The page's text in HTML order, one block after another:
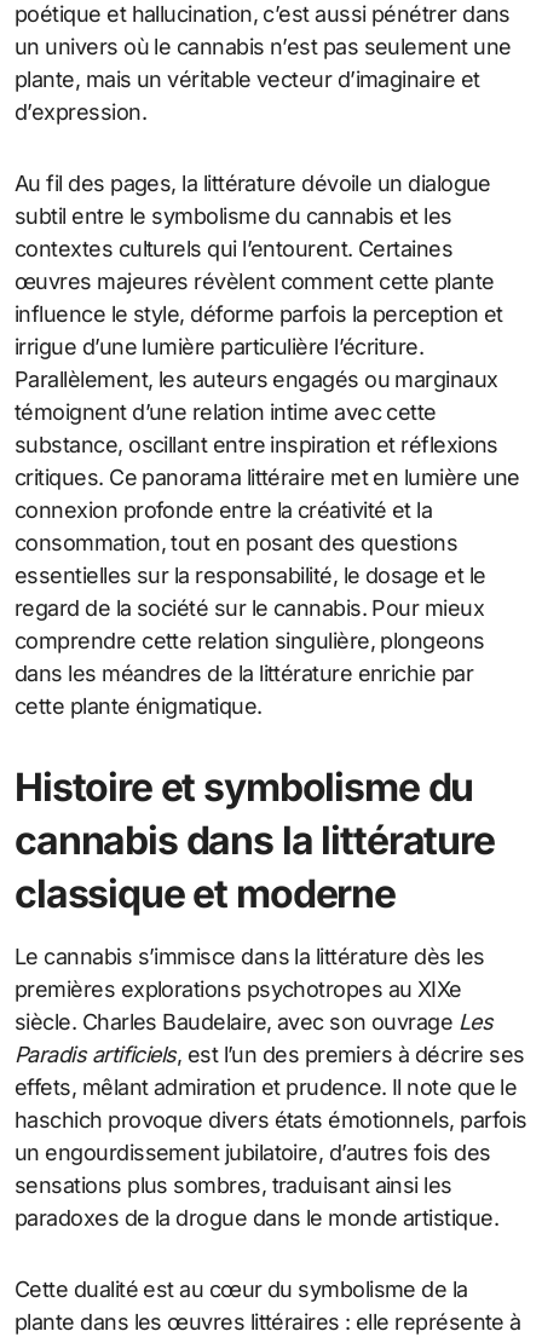
poétique et hallucination, c’est aussi pénétrer dans
un univers où le cannabis n’est pas seulement une
plante, mais un véritable vecteur d’imaginaire et
d’expression.
Au fil des pages, la littérature dévoile un dialogue
subtil entre le symbolisme du cannabis et les
contextes culturels qui l’entourent. Certaines
œuvres majeures révèlent comment cette plante
influence le style, déforme parfois la perception et
irrigue d’une lumière particulière l’écriture.
Parallèlement, les auteurs engagés ou marginaux
témoignent d’une relation intime avec cette
substance, oscillant entre inspiration et réflexions
critiques. Ce panorama littéraire met en lumière une
connexion profonde entre la créativité et la
consommation, tout en posant des questions
essentielles sur la responsabilité, le dosage et le
regard de la société sur le cannabis. Pour mieux
comprendre cette relation singulière, plongeons
dans les méandres de la littérature enrichie par
cette plante énigmatique.
Histoire et symbolisme du
cannabis dans la littérature
classique et moderne
Le cannabis s’immisce dans la littérature dès les
premières explorations psychotropes au XIXe
siècle. Charles Baudelaire, avec son ouvrage Les
Paradis artificiels, est l’un des premiers à décrire ses
effets, mêlant admiration et prudence. Il note que le
haschich provoque divers états émotionnels, parfois
un engourdissement jubilatoire, d’autres fois des
sensations plus sombres, traduisant ainsi les
paradoxes de la drogue dans le monde artistique.
Cette dualité est au cœur du symbolisme de la
plante dans les œuvres littéraires : elle représente à